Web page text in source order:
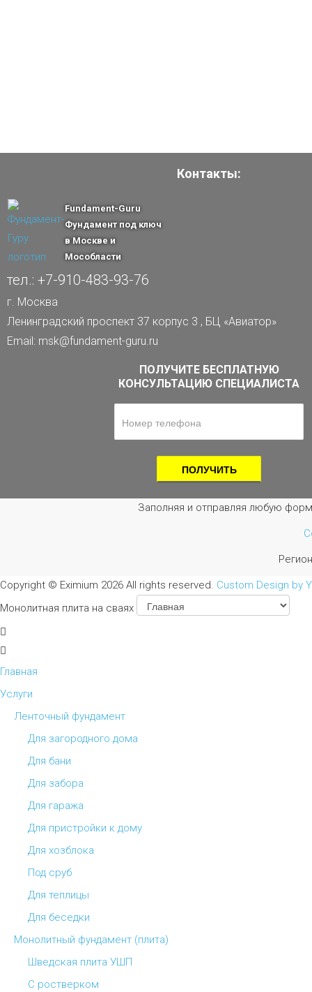
Контакты:
Fundament-Guru
Фундамент под ключ
в Москве и
Мособласти
тел.: +7-910-483-93-76
г. Москва
Ленинградский проспект 37 корпус 3 , БЦ «Авиатор»
Email: msk@fundament-guru.ru
ПОЛУЧИТЕ БЕСПЛАТНУЮ
КОНСУЛЬТАЦИЮ СПЕЦИАЛИСТА
Заполняя и отправляя любую
Copyright © Eximium 2026 All rights reserved. Custom Design by
Монолитная плита на сваях
Главная
Услуги
Ленточный фундамент
Для загородного дома
Для бани
Для забора
Для гаража
Для пристройки к дому
Для хозблока
Под сруб
Для теплицы
Для беседки
Монолитный фундамент (плита)
Шведская плита УШП
С ростверком